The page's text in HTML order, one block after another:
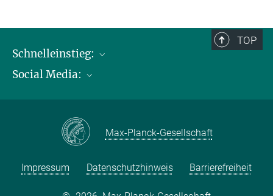
TOP
Schnelleinstieg:
Publikationen
Kontakt und Anfahrtsbeschreibung
Social Media:
Max-Planck-Gesellschaft
Impressum Datenschutzhinweis Barrierefreiheit